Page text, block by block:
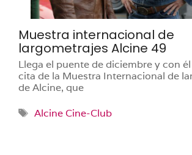
Muestra internacional de
largometrajes Alcine 49
Llega el puente de diciembre y con
cita de la Muestra Internacional de
de Alcine, que
Etiquetas
Alcine Cine-Club